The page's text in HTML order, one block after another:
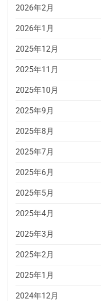
2026年2月
2026年1月
2025年12月
2025年11月
2025年10月
2025年9月
2025年8月
2025年7月
2025年6月
2025年5月
2025年4月
2025年3月
2025年2月
2025年1月
2024年12月